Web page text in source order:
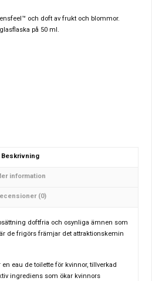
och doft av frukt och blommor.
på 50 ml.
Beskrivning
information
(0)
doftfria och osynliga ämnen som
de frigörs främjar det attraktionskemin
eau de toilette för kvinnor, tillverkad
ingrediens som ökar kvinnors